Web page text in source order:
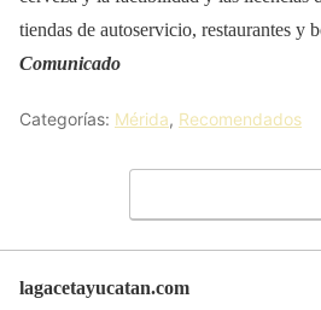
tiendas de autoservicio, restaurantes y
Comunicado
Categorías: Mérida, Recomendados
lagacetayucatan.com